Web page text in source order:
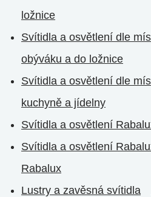
ložnice
Svítidla a osvětlení dle
obýváku a do ložnice
Svítidla a osvětlení dle
kuchyně a jídelny
Svítidla a osvětlení
Svítidla a osvětlení
Rabalux
Lustry a zavěsná svítidla